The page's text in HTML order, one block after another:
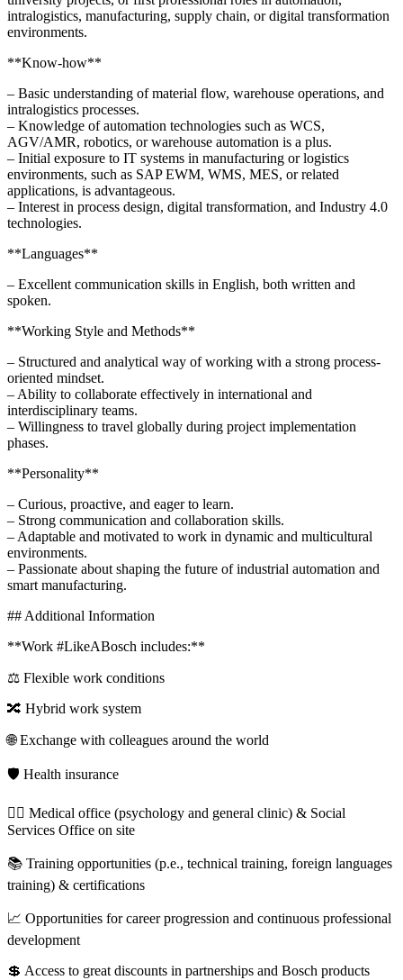
intralogistics, manufacturing, supply chain, or digital transformation
environments.
**Know-how**
– Basic understanding of material flow, warehouse operations, and
intralogistics processes.
– Knowledge of automation technologies such as WCS,
AGV/AMR, robotics, or warehouse automation is a plus.
– Initial exposure to IT systems in manufacturing or logistics
environments, such as SAP EWM, WMS, MES, or related
applications, is advantageous.
– Interest in process design, digital transformation, and Industry 4.0
technologies.
**Languages**
– Excellent communication skills in English, both written and
spoken.
**Working Style and Methods**
– Structured and analytical way of working with a strong process-
oriented mindset.
– Ability to collaborate effectively in international and
interdisciplinary teams.
– Willingness to travel globally during project implementation
phases.
**Personality**
– Curious, proactive, and eager to learn.
– Strong communication and collaboration skills.
– Adaptable and motivated to work in dynamic and multicultural
environments.
– Passionate about shaping the future of industrial automation and
smart manufacturing.
## Additional Information
**Work #LikeABosch includes:**
⚖️ Flexible work conditions
🔀 Hybrid work system
🌐 Exchange with colleagues around the world
🛡️ Health insurance
🧑‍⚕️ Medical office (psychology and general clinic) & Social
Services Office on site
📚 Training opportunities (p.e., technical training, foreign languages
training) & certifications
📈 Opportunities for career progression and continuous professional
development
💲 Access to great discounts in partnerships and Bosch products